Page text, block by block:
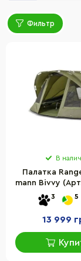
Фильтр
В
Палатка
mann Bivvy
3 5
13 999